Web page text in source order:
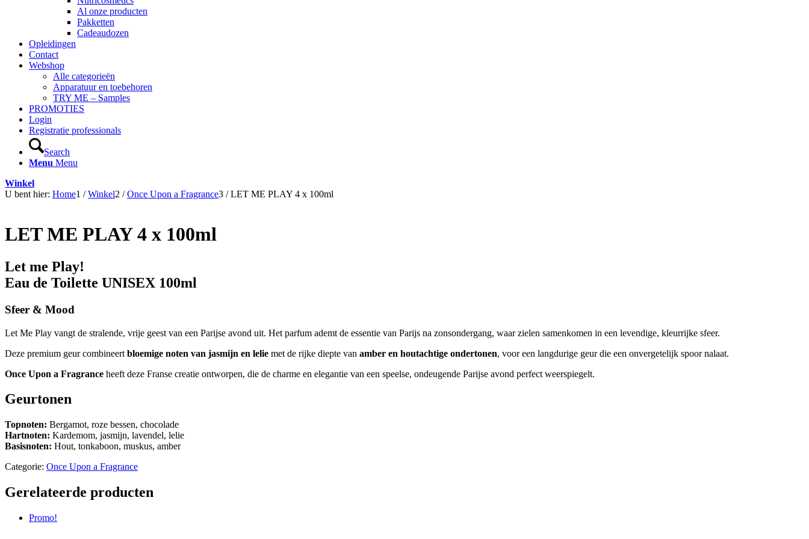
Al onze producten
Pakketten
Cadeaudozen
Opleidingen
Contact
Webshop
Alle categorieën
Apparatuur en toebehoren
TRY ME – Samples
PROMOTIES
Login
Registratie professionals
Search
Menu Menu
Winkel
U bent hier: Home1 / Winkel2 / Once Upon a Fragrance3 / LET ME PLAY 4 x 100ml
LET ME PLAY 4 x 100ml
Let me Play!
Eau de Toilette UNISEX 100ml
Sfeer & Mood
Let Me Play vangt de stralende, vrije geest van een Parijse avond uit. Het parfum ademt de essentie van Parijs na zonsondergang, waar zielen samenkomen in een levendige, kleurrijke sfeer.
Deze premium geur combineert bloemige noten van jasmijn en lelie met de rijke diepte van amber en houtachtige ondertonen, voor een langdurige geur die een onvergetelijk spoor nalaat.
Once Upon a Fragrance heeft deze Franse creatie ontworpen, die de charme en elegantie van een speelse, ondeugende Parijse avond perfect weerspiegelt.
Geurtonen
Topnoten: Bergamot, roze bessen, chocolade
Hartnoten: Kardemom, jasmijn, lavendel, lelie
Basisnoten: Hout, tonkaboon, muskus, amber
Categorie: Once Upon a Fragrance
Gerelateerde producten
Promo!